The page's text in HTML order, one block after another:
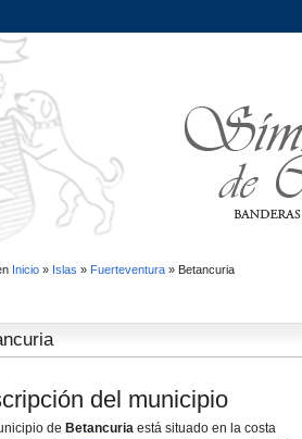
Inicio» Islas » Fuerteventura» Betancuria
del municipio
de Betancuria está situado en la costa